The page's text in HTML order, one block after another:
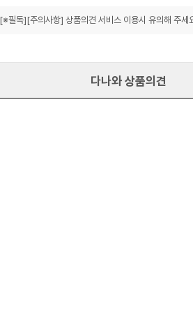
[※필독][주의사항] 상품의견 서비스 이용시 유의해 주세
다나와 상품의견